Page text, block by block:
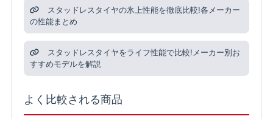
スタッドレスタイヤの氷上性能を徹底比較!各メーカー
の性能まとめ
スタッドレスタイヤをライフ性能で比較!メーカー別お
すすめモデルを解説
よく比較される商品